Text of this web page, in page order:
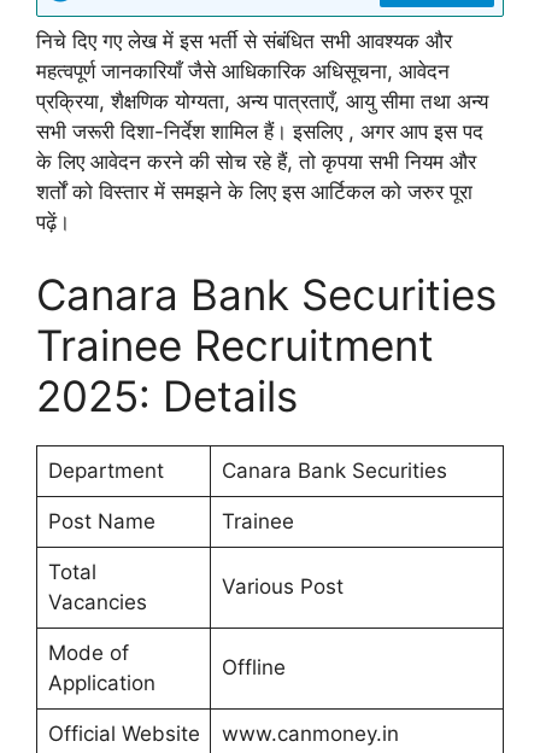
निचे दिए गए लेख में इस भर्ती से संबंधित सभी आवश्यक और
महत्वपूर्ण जानकारियाँ जैसे आधिकारिक अधिसूचना, आवेदन
प्रक्रिया, शैक्षणिक योग्यता, अन्य पात्रताएँ, आयु सीमा तथा अन्य
सभी जरूरी दिशा-निर्देश शामिल हैं। इसलिए , अगर आप इस पद
के लिए आवेदन करने की सोच रहे हैं, तो कृपया सभी नियम और
शर्तों को विस्तार में समझने के लिए इस आर्टिकल को जरुर पूरा
पढ़ें।
Canara Bank Securities
Trainee Recruitment
2025: Details
Department Canara Bank Securities
Post Name Trainee
Total
Vacancies
Various Post
Mode of
Application
Offline
Official Website www.canmoney.in